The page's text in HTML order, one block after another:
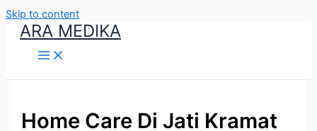
Skip to content
ARA MEDIKA
Home Care Di Jati Kramat